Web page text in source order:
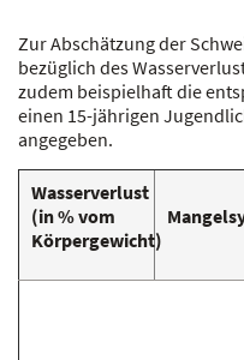
Zur Abschätzung der
bezüglich des
zudem beispielhaft die
einen 15-jährigen
angegeben.
Wasserverlust
(in % vom
Körpergewicht)